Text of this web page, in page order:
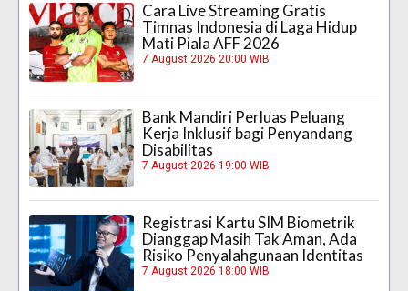
Cara Live Streaming Gratis
Timnas Indonesia di Laga Hidup
Mati Piala AFF 2026
7 August 2026 20:00 WIB
Bank Mandiri Perluas Peluang
Kerja Inklusif bagi Penyandang
Disabilitas
7 August 2026 19:00 WIB
Registrasi Kartu SIM Biometrik
Dianggap Masih Tak Aman, Ada
Risiko Penyalahgunaan Identitas
7 August 2026 18:00 WIB